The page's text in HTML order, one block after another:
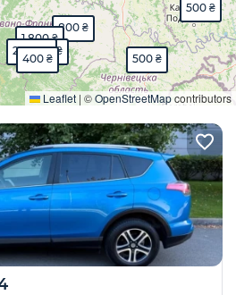
1,800 ₴
4,500 ₴
2,200 ₴
400 ₴
800 ₴
500 ₴
500 ₴
Leaflet | ©OpenStreetMapcontributors
Розгорнути